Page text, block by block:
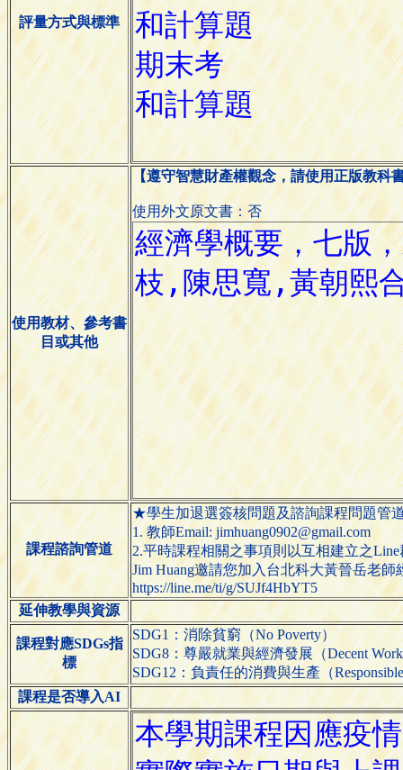
評量方式與標準
使用教材、參考書
目或其他
【遵守智慧財產權觀念，請使用正版教科
使用外文原文書：否
課程諮詢管道
★學生加退選簽核問題及諮詢課程問題管
1. 教師Email: jimhuang0902@gmail.com
2.平時課程相關之事項則以互相建立之
Jim Huang邀請您加入台北科大黃晉岳老師
https://line.me/ti/g/SUJf4HbYT5
延伸教學與資源
課程對應SDGs指
標
SDG1：消除貧窮（No Poverty）
SDG8：尊嚴就業與經濟發展（Decent
SDG12：負責任的消費與生產（
課程是否導入AI